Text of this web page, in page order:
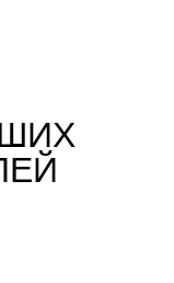
по
Вы можете в
и по всей
ароматы
(О Де Парфюм).
легко и